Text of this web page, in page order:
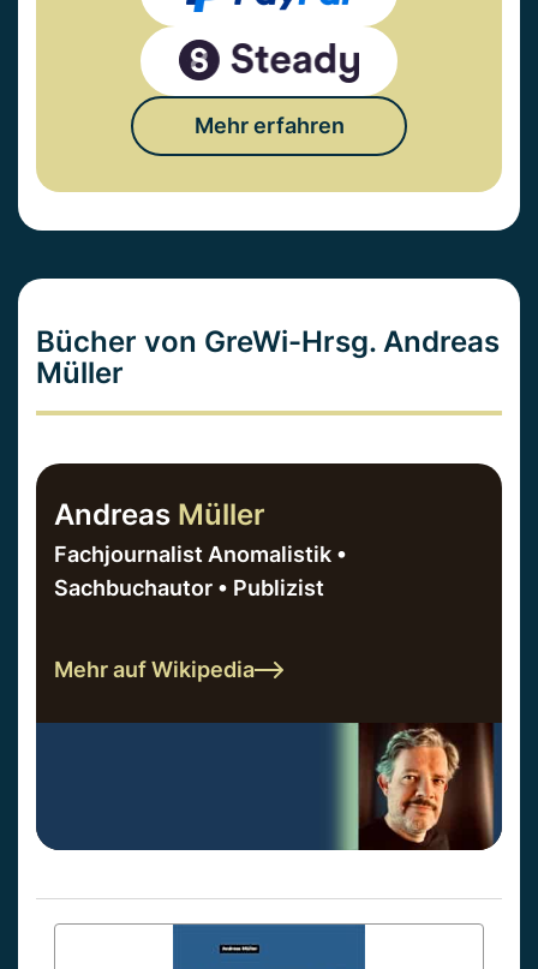
Mehr erfahren
Bücher von GreWi-Hrsg. Andreas
Müller
Andreas Müller
Fachjournalist Anomalistik •
Sachbuchautor • Publizist
Mehr auf Wikipedia